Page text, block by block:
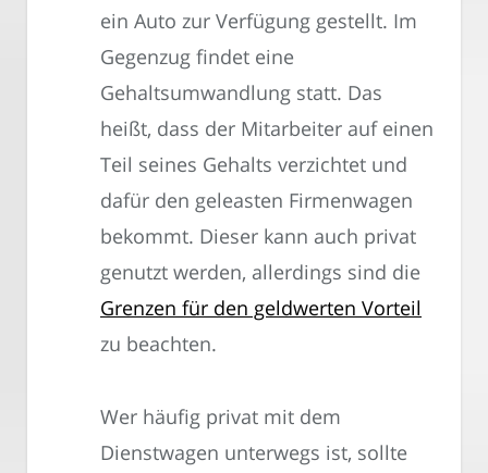
ein Auto zur Verfügung gestellt. Im
Gegenzug findet eine
Gehaltsumwandlung statt. Das
heißt, dass der Mitarbeiter auf einen
Teil seines Gehalts verzichtet und
dafür den geleasten Firmenwagen
bekommt. Dieser kann auch privat
genutzt werden, allerdings sind die
Grenzen für den geldwerten Vorteil
zu beachten.
Wer häufig privat mit dem
Dienstwagen unterwegs ist, sollte